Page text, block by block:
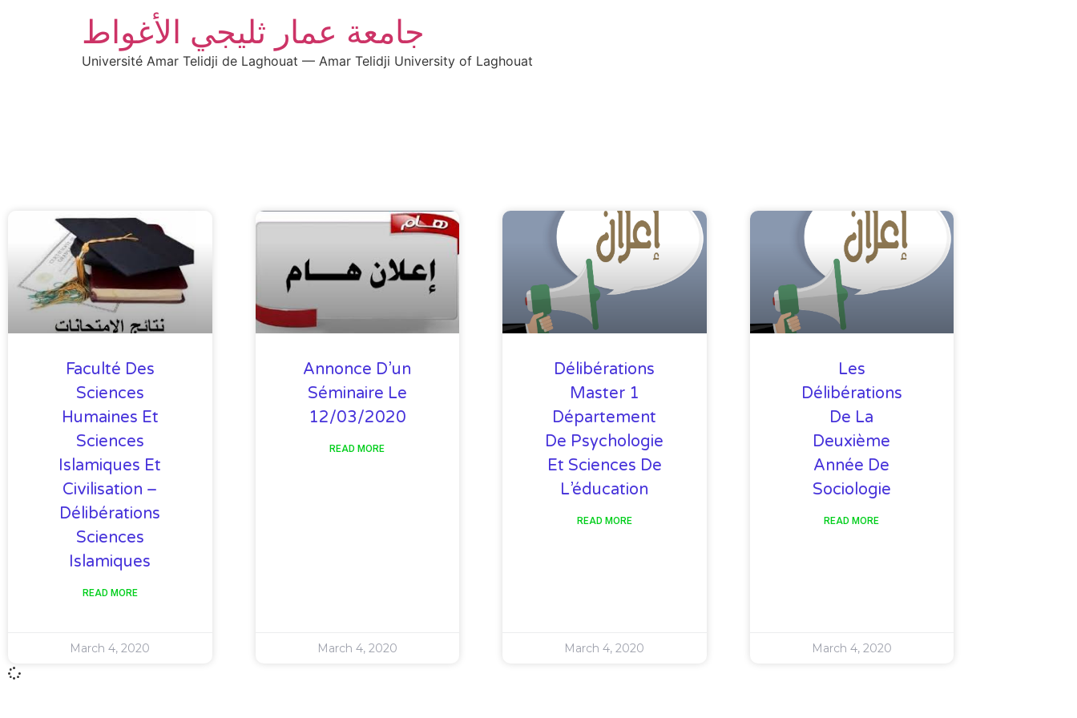
جامعة عمار ثليجي الأغواط
Université Amar Telidji de Laghouat — Amar Telidji University of Laghouat
Faculté Des
Sciences
Humaines Et
Sciences
Islamiques Et
Civilisation –
Délibérations
Sciences
Islamiques
READ MORE
March 4, 2020
Annonce D’un
Séminaire Le
12/03/2020
READ MORE
March 4, 2020
Délibérations
Master 1
Département
De Psychologie
Et Sciences De
L’éducation
READ MORE
March 4, 2020
Les
Délibérations
De La
Deuxième
Année De
Sociologie
READ MORE
March 4, 2020